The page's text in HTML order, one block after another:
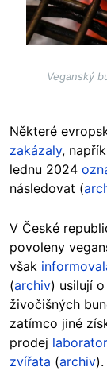
Veganský
Některé
zakázaly,
lednu 2024
následovat (
V České
povoleny
však
(archiv) usilují
živočišných
zatímco jiné
prodej
zvířata (archiv).